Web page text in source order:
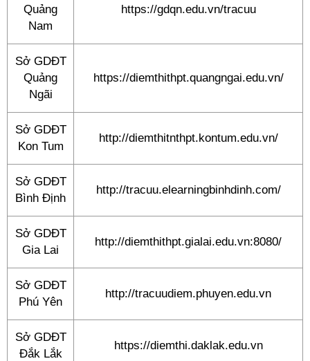
Quảng
Nam
https://gdqn.edu.vn/tracuu
Sở GDĐT
Quảng
Ngãi
https://diemthithpt.quangngai.edu.vn/
Sở GDĐT
Kon Tum
http://diemthitnthpt.kontum.edu.vn/
Sở GDĐT
Bình Định
http://tracuu.elearningbinhdinh.com/
Sở GDĐT
Gia Lai
http://diemthithpt.gialai.edu.vn:8080/
Sở GDĐT
Phú Yên
http://tracuudiem.phuyen.edu.vn
Sở GDĐT
Đắk Lắk
https://diemthi.daklak.edu.vn